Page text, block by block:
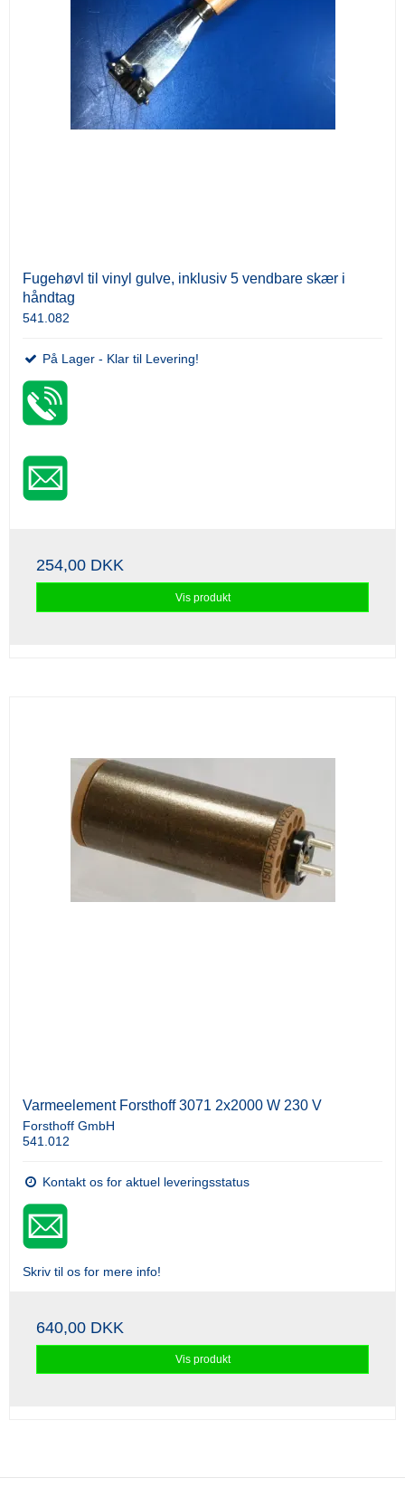
Fugehøvl til vinyl gulve, inklusiv 5 vendbare skær i
håndtag
541.082
På Lager - Klar til Levering!
254,00 DKK
Vis produkt
Varmeelement Forsthoff 3071 2x2000 W 230 V
Forsthoff GmbH
541.012
Kontakt os for aktuel leveringsstatus
Skriv til os for mere info!
640,00 DKK
Vis produkt